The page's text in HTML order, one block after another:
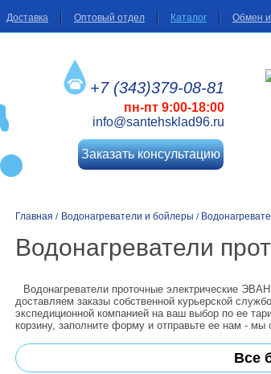
Доставка Оптовый отдел Каталог Обмен и
+7 (343)379-08-81
пн-пт 9:00-18:00
info@santehsklad96.ru
Заказать консультацию
Главная / Водонагреватели и бойлеры /
Водонагреватели
Водонагреватели проточные электрические
доставляем заказы собственной курьерской
экспедиционной компанией на ваш выбор по ее
корзину, заполните форму и отправьте ее нам -
Все